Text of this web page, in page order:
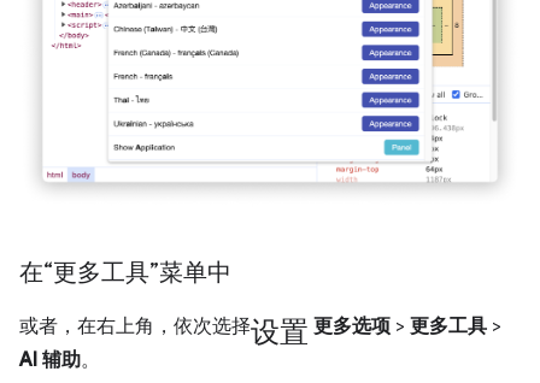
在“更多工具”菜单中
或者，在右上角，依次选择设置 更多选项 > 更多工具 >
AI 辅助。